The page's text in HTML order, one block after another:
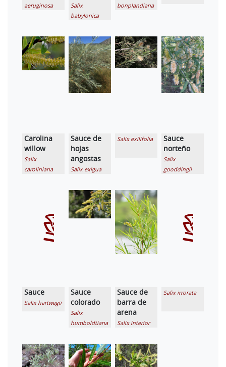
aeruginosa
Salix
babylonica
bonplandiana
Carolina
willow
Salix
caroliniana
Sauce de
hojas
angostas
Salix exigua
Salix exilifolia
Sauce
norteño
Salix
gooddingii
Sauce
Salix hartwegii
Sauce
colorado
Salix
humboldtiana
Sauce de
barra de
arena
Salix interior
Salix irrorata